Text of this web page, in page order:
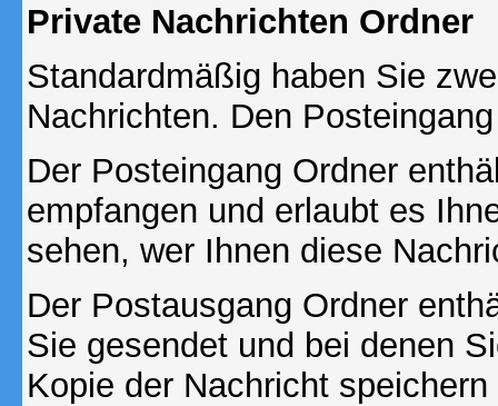
Private Nachrichten Ordner
Standardmäßig haben Sie
Nachrichten. Den
Der Posteingang Ordner
empfangen und erlaubt es
sehen, wer Ihnen diese
Der Postausgang Ordner
Sie gesendet und bei denen
Kopie der Nachricht